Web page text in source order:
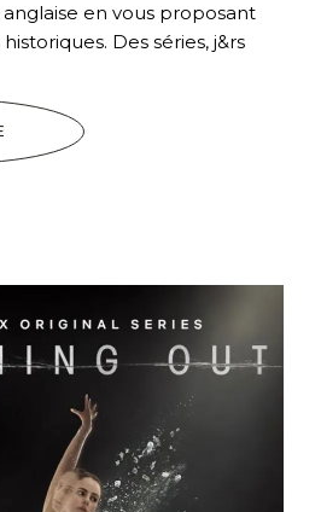
en vous proposant
Des séries, j&rs